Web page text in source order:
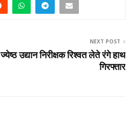
NEXT POST
ज्येष्ठ उद्यान निरीक्षक रिश्वत लेते रंगे हाथ
गिरफ्तार